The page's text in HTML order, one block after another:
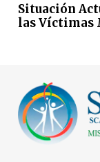
Situación
las Víctimas